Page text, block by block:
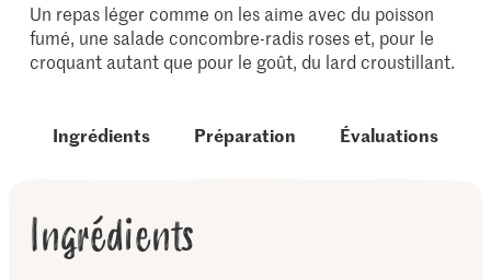
Un repas léger comme on les aime avec du poisson
fumé, une salade concombre-radis roses et, pour le
croquant autant que pour le goût, du lard croustillant.
Ingrédients Préparation Évaluations
Ingrédients